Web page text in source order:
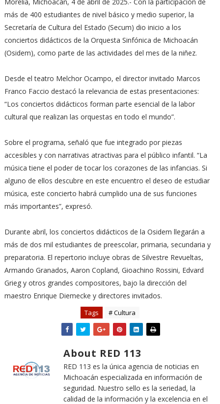
más de 400 estudiantes de nivel básico y medio superior, la
Secretaría de Cultura del Estado (Secum) dio inicio a los
conciertos didácticos de la Orquesta Sinfónica de Michoacán
(Osidem), como parte de las actividades del mes de la niñez.
Desde el teatro Melchor Ocampo, el director invitado Marcos
Franco Faccio destacó la relevancia de estas presentaciones:
“Los conciertos didácticos forman parte esencial de la labor
cultural que realizan las orquestas en todo el mundo”.
Sobre el programa, señaló que fue integrado por piezas
accesibles y con narrativas atractivas para el público infantil. “La
música tiene el poder de tocar los corazones de las infancias. Si
alguno de ellos descubre en este encuentro el deseo de estudiar
música, este concierto habrá cumplido una de sus funciones
más importantes”, expresó.
Durante abril, los conciertos didácticos de la Osidem llegarán a
más de dos mil estudiantes de preescolar, primaria, secundaria y
preparatoria. El repertorio incluye obras de Silvestre Revueltas,
Armando Granados, Aaron Copland, Gioachino Rossini, Edvard
Grieg y otros grandes compositores, bajo la dirección del
maestro Enrique Diemecke y directores invitados.
Tags # Cultura
About RED 113
RED 113 es la única agencia de noticias en
Michoacán especializada en información de
seguridad. Nuestro sello es la seriedad, la
calidad de la información y la excelencia en el